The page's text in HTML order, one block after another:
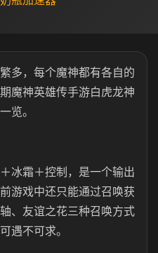
多，每个魔神都有各自的
魔神英雄传手游白虎龙神
览。
冰霜＋控制，是一个输出
游戏中还只能通过召唤获
、友谊之花三种召唤方式
遇不可求。